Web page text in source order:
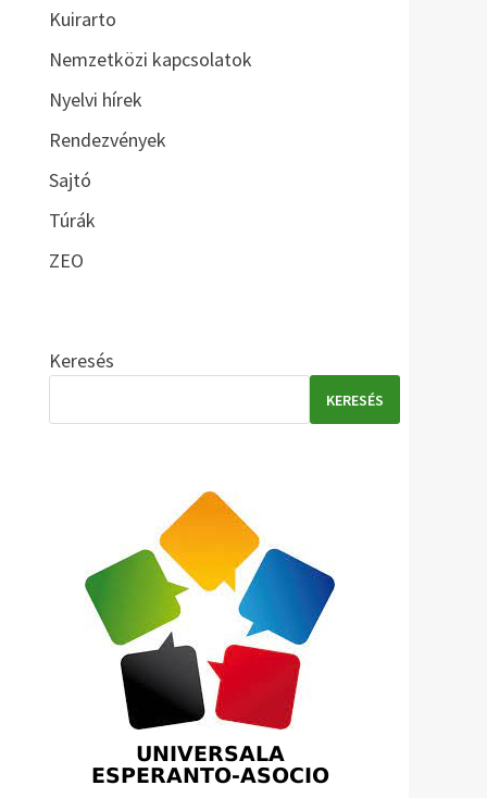
Kuirarto
Nemzetközi kapcsolatok
Nyelvi hírek
Rendezvények
Sajtó
Túrák
ZEO
Keresés
KERESÉS